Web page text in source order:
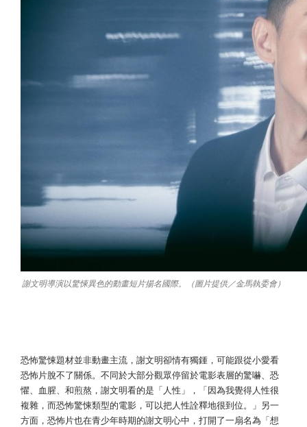
謝文明導演以驚悚異色的動畫短片揚名國際。（圖片提供／金馬執委會）
恐怖驚悚題材並非動畫主流，謝文明卻情有獨鍾，可能跟從小愛看
恐怖片脫不了關係。不同於大部分觀眾停留於電影表層的驚嚇、恐
懼、血腥、和煎熬，謝文明看的是「人性」，「因為我覺得人性很
複雜，而恐怖驚悚類型的電影，可以把人性詮釋地很到位。」另一
方面，恐怖片也在青少年時期的謝文明心中，打開了一扇名為「想